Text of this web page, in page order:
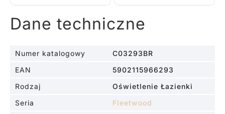
Dane techniczne
Numer katalogowy
C03293BR
EAN
5902115966293
Rodzaj
Oświetlenie Łazienki
Seria
Fleetwood